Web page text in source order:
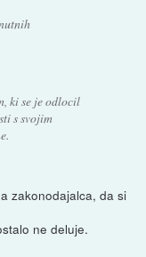
ki se je odlocil
s svojim
zakonodajalca, da si
ne deluje.